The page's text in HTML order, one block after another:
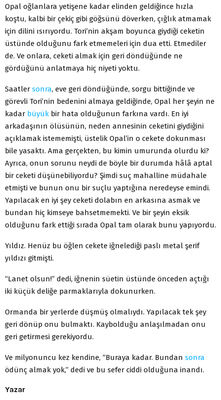
Opal oğlanlara yetişene kadar elinden geldiğince hızla
koştu, kalbi bir çekiç gibi göğsünü döverken, çığlık atmamak
için dilini ısırıyordu. Tori’nin akşam boyunca giydiği ceketin
üstünde olduğunu fark etmemeleri için dua etti. Etmediler
de. Ve onlara, ceketi almak için geri döndüğünde ne
gördüğünü anlatmaya hiç niyeti yoktu.
Saatler sonra, eve geri döndüğünde, sorgu bittiğinde ve
görevli Tori’nin bedenini almaya geldiğinde, Opal her şeyin ne
kadar büyük bir hata olduğunun farkına vardı. En iyi
arkadaşının ölüsünün, neden annesinin ceketini giydiğini
açıklamak istememişti, üstelik Opal’in o cekete dokunması
bile yasaktı. Ama gerçekten, bu kimin umurunda olurdu ki?
Ayrıca, onun sorunu neydi de böyle bir durumda hâlâ aptal
bir ceketi düşünebiliyordu? Şimdi suç mahalline müdahale
etmişti ve bunun onu bir suçlu yaptığına neredeyse emindi.
Yapılacak en iyi şey ceketi dolabın en arkasına asmak ve
bundan hiç kimseye bahsetmemekti. Ve bir şeyin eksik
olduğunu fark ettiği sırada Opal tam olarak bunu yapıyordu.
Yıldız. Henüz bu öğlen cekete iğnelediği paslı metal şerif
yıldızı gitmişti.
“Lanet olsun!” dedi, iğnenin süetin üstünde önceden açtığı
iki küçük deliğe parmaklarıyla dokunurken.
Ormanda bir yerlerde düşmüş olmalıydı. Yapılacak tek şey
geri dönüp onu bulmaktı. Kaybolduğu anlaşılmadan onu
geri getirmesi gerekiyordu.
Ve milyonuncu kez kendine, “Buraya kadar. Bundan sonra
ödünç almak yok,” dedi ve bu sefer ciddi olduğuna inandı.
Yazar